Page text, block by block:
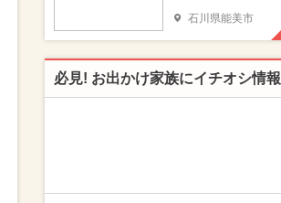
石川県能美市
必見! お出かけ家族にイチオシ情報